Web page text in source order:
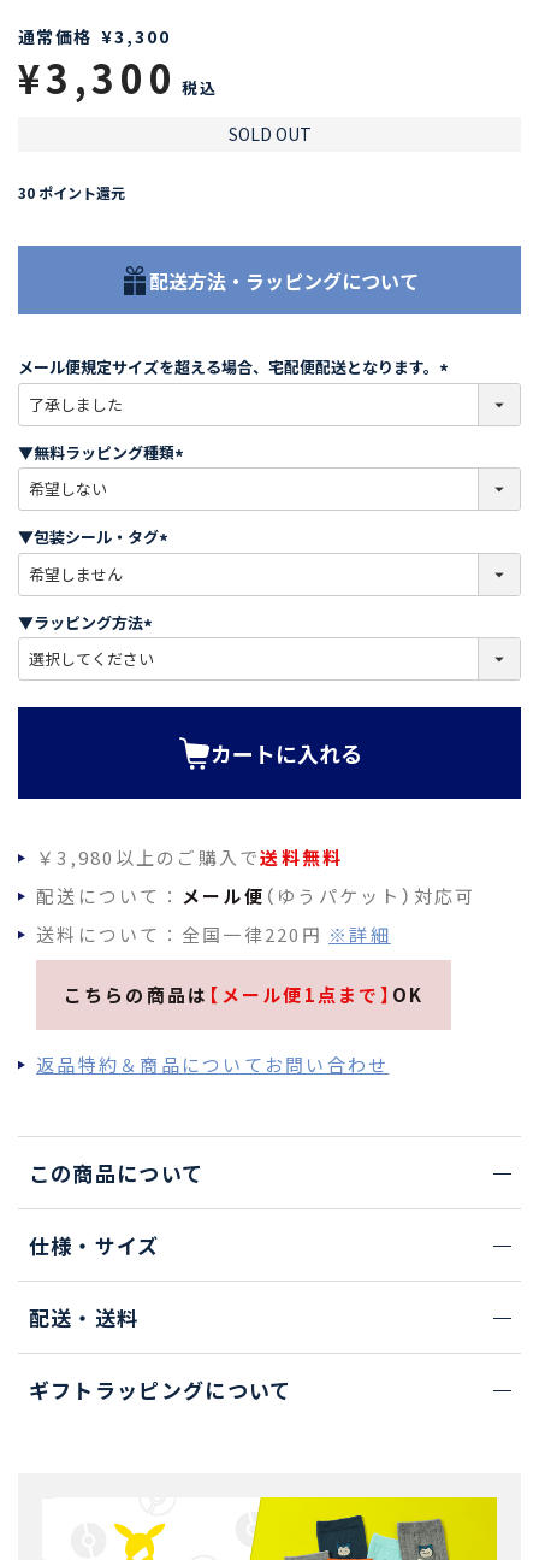
通常価格 ¥3,300
¥3,300 税込
SOLD OUT
30 ポイント還元
配送方法・ラッピングについて
メール便規定サイズを超える場合、宅配便配送となります。
必
)
▼無料ラッピング種類
必
)
▼包装シール・タグ
必
)
▼ラッピング方法
必
カートに入れる
￥3,980以上のご購入で送料無料
配送について： メール便 （ゆうパケット）対応可
送料について：全国一律220円 ※詳細
こちらの商品は 【メール便1点まで】 OK
返品特約＆商品についてお問い合わせ
この商品について
仕様・サイズ
配送・送料
ギフトラッピングについて